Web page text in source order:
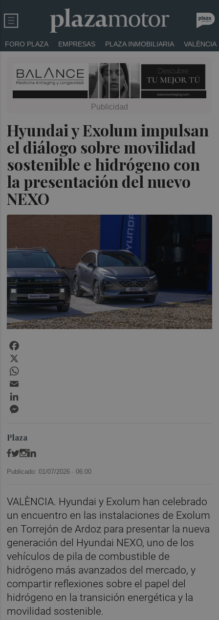
FORO PLAZA EMPRESAS PLAZA INMOBILIARIA VALÈNCIA
Hyundai y Exolum impulsan
el diálogo sobre movilidad
sostenible e hidrógeno con
la presentación del nuevo
NEXO
Plaza
Publicado: 01/07/2026 ·06:00
VALÈNCIA. Hyundai y Exolum han celebrado
un encuentro en las instalaciones de Exolum
en Torrejón de Ardoz para presentar la nueva
generación del Hyundai NEXO, uno de los
vehículos de pila de combustible de
hidrógeno más avanzados del mercado, y
compartir reflexiones sobre el papel del
hidrógeno en la transición energética y la
movilidad sostenible.